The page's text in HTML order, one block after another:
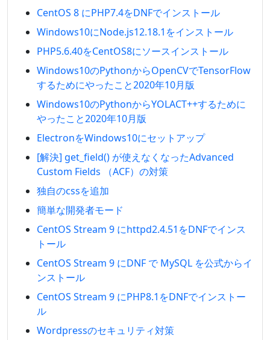
CentOS 8 にPHP7.4をDNFでインストール
Windows10にNode.js12.18.1をインストール
PHP5.6.40をCentOS8にソースインストール
Windows10のPythonからOpenCVでTensorFlow
するためにやったこと2020年10月版
Windows10のPythonからYOLACT++するために
やったこと2020年10月版
ElectronをWindows10にセットアップ
[解決] get_field() が使えなくなったAdvanced
Custom Fields （ACF）の対策
独自のcssを追加
簡単な開発者モード
CentOS Stream 9 にhttpd2.4.51をDNFでインス
トール
CentOS Stream 9 にDNF で MySQL を公式からイ
ンストール
CentOS Stream 9 にPHP8.1をDNFでインストー
ル
Wordpressのセキュリティ対策